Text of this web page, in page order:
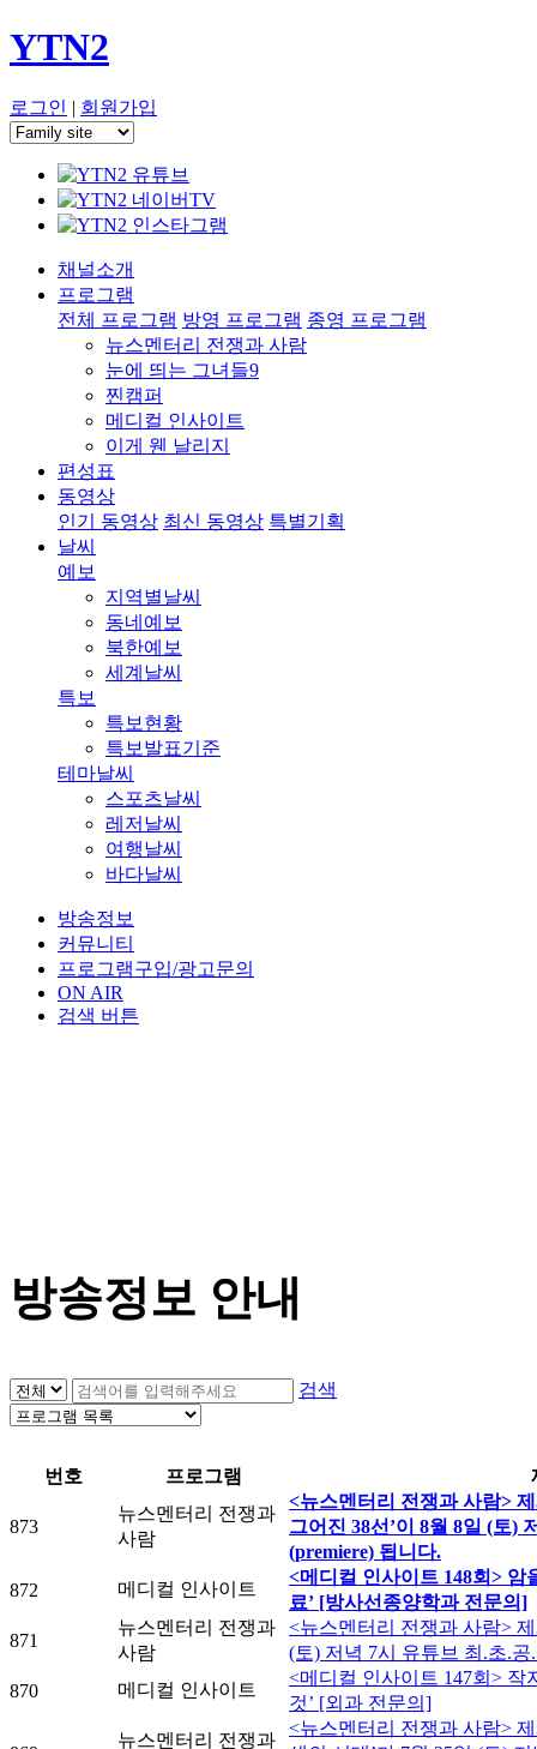
YTN2
로그인 | 회원가입
채널소개
프로그램
전체 프로그램 방영 프로그램 종영 프로그램
뉴스멘터리 전쟁과 사람
눈에 띄는 그녀들9
찐캠퍼
메디컬 인사이트
이게 웬 날리지
편성표
동영상
인기 동영상 최신 동영상 특별기획
날씨
예보
지역별날씨
동네예보
북한예보
세계날씨
특보
특보현황
특보발표기준
테마날씨
스포츠날씨
레저날씨
여행날씨
바다날씨
방송정보
커뮤니티
프로그램구입/광고문의
ON AIR
검색 버튼
방송정보 안내
검색
번호 프로그램
873
뉴스멘터리 전쟁과
사람
<뉴스멘터리 전쟁과 사람>
그어진 38선’이 8월 8일 (토)
(premiere) 됩니다.
872
메디컬 인사이트
<메디컬 인사이트 148회> 암
료’ [방사선종양학과 전문의]
871
뉴스멘터리 전쟁과
사람
<뉴스멘터리 전쟁과 사람>
(토) 저녁 7시 유튜브 최.초.공
870
메디컬 인사이트
<메디컬 인사이트 147회> 작
것’ [외과 전문의]
뉴스멘터리 전쟁과
<뉴스멘터리 전쟁과 사람>